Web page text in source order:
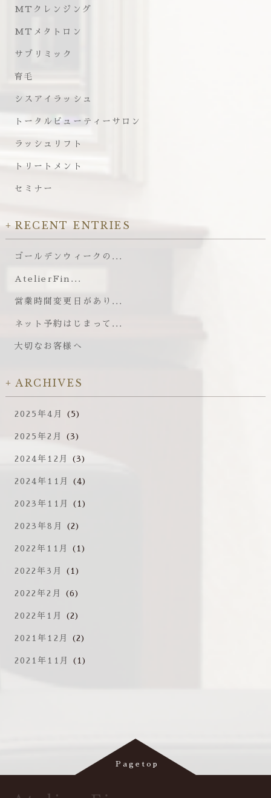
MTクレンジング
MTメタトロン
サブリミック
育毛
シスアイラッシュ
トータルビューティーサロン
ラッシュリフト
トリートメント
セミナー
RECENT ENTRIES
ゴールデンウィークの...
AtelierFin...
営業時間変更日があり...
ネット予約はじまって...
大切なお客様へ
ARCHIVES
2025年4月 (5)
2025年2月 (3)
2024年12月 (3)
2024年11月 (4)
2023年11月 (1)
2023年8月 (2)
2022年11月 (1)
2022年3月 (1)
2022年2月 (6)
2022年1月 (2)
2021年12月 (2)
2021年11月 (1)